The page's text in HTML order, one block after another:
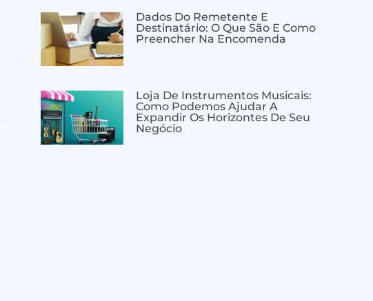
Dados Do Remetente E
Destinatário: O Que São E Como
Preencher Na Encomenda
Loja De Instrumentos Musicais:
Como Podemos Ajudar A
Expandir Os Horizontes De Seu
Negócio